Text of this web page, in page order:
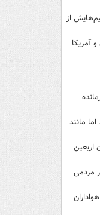
از
آمریکا
مانند
اربعین
مردمی